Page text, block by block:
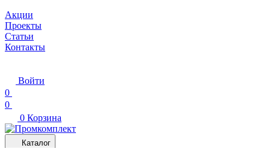
Акции
Проекты
Статьи
Контакты
Войти
0
0
0 Корзина
Каталог